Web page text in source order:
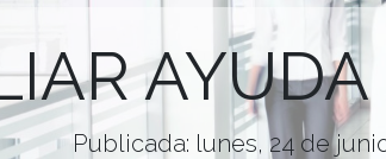
Publicada: lunes, 24 de